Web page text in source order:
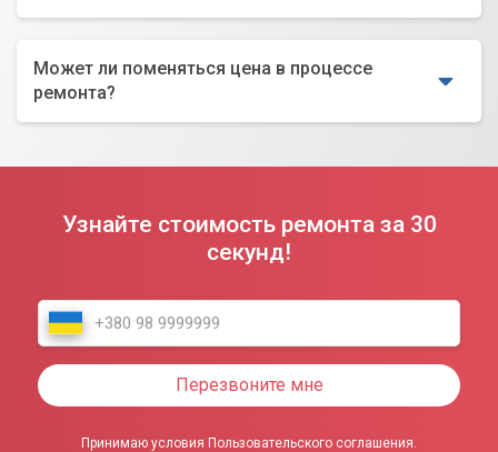
Может ли поменяться цена в процессе
ремонта?
Узнайте стоимость ремонта за 30
секунд!
Перезвоните мне
Принимаю условия Пользовательского соглашения.